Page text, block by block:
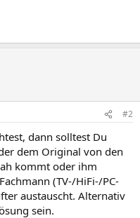
#2
dann solltest Du
dem Original von den
kommt oder ihm
(TV-/HiFi-/PC-
austauscht. Alternativ
sein.